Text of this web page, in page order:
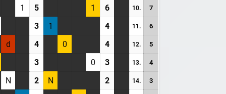
1 5 1 6 10. 7
3 1 4 11. 6
d 4 0 4 12. 5
3 0 3 13. 4
N 2 N 2 14. 3